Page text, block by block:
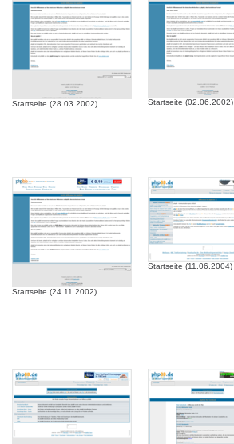
Startseite (28.03.2002) Startseite (02.06.2002)
Startseite (24.11.2002)
Startseite (11.06.2004)